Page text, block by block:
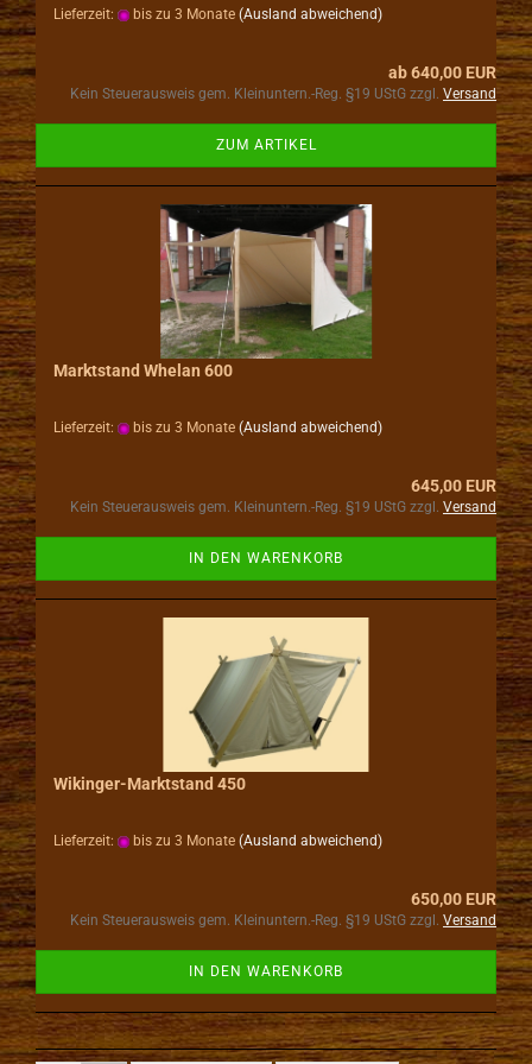
Lieferzeit: bis zu 3 Monate (Ausland abweichend)
ab 640,00 EUR
Kein Steuerausweis gem. Kleinuntern.-Reg. §19 UStG zzgl. Versand
ZUM ARTIKEL
Marktstand Whelan 600
Lieferzeit: bis zu 3 Monate (Ausland abweichend)
645,00 EUR
Kein Steuerausweis gem. Kleinuntern.-Reg. §19 UStG zzgl. Versand
IN DEN WARENKORB
Wikinger-Marktstand 450
Lieferzeit: bis zu 3 Monate (Ausland abweichend)
650,00 EUR
Kein Steuerausweis gem. Kleinuntern.-Reg. §19 UStG zzgl. Versand
IN DEN WARENKORB